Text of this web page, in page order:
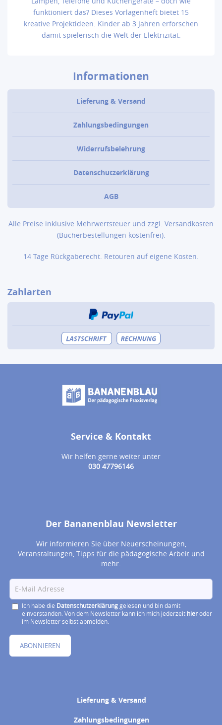
funktioniert das? Dieses Vorlagenheft bietet 15
kreative Projektideen. Kinder ab 3 Jahren erforschen
damit spielerisch die Welt der Elektrizität.
Informationen
Lieferung & Versand
Zahlungsbedingungen
Widerrufsbelehrung
Datenschutzerklärung
AGB
Alle Preise inklusive Mehrwertsteuer und zzgl. Versandkosten
(Bücher­bestellungen kostenfrei).
14 Tage Rückgaberecht. Retouren auf eigene Kosten.
Zahlarten
Service & Kontakt
Wir helfen gerne weiter unter
030 47796146
Der Bananenblau Newsletter
Wir informieren Sie über Neuerscheinungen,
Veranstaltungen, Tipps für die pädagogische Arbeit und
mehr.
Ich habe die Datenschutzerklärunggelesen und bin damit
einverstanden. Von dem Newsletter kann ich mich jederzeit hieroder
im Newsletter selbst abmelden.
ABONNIEREN
Lieferung & Versand
Zahlungsbedingungen